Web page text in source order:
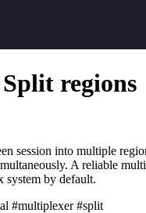
regions
session into multiple
A reliable
system by default.
#multiplexer#split